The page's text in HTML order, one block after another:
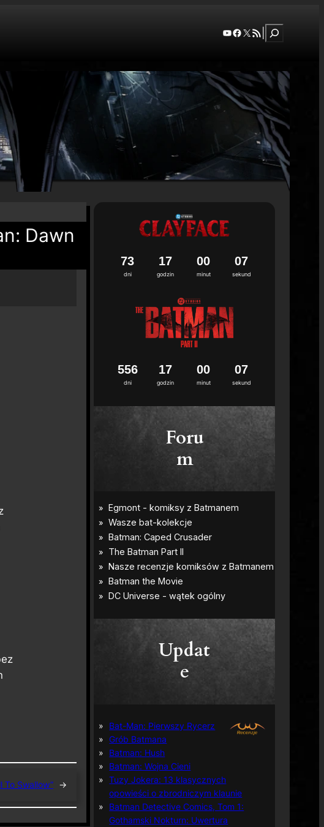
YouTube
Facebook
X RSS FeedSzukaj
Dawn
To Swallow” →
dni
73
godzin
17
minut
00
sekund
06
dni
556
godzin
17
minut
00
sekund
06
Foru
m
Updat
e
Bat-Man: Pierwszy Rycerz
Grób Batmana
Batman: Hush
Batman: Wojna Cieni
Tuzy Jokera: 13 klasycznych
opowieści o zbrodniczym klaunie
Batman Detective Comics, Tom 1:
Gothamski Nokturn: Uwertura